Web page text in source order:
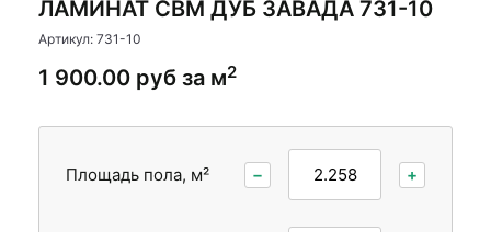
ЛАМИНАТ CBM ДУБ ЗАВАДА 731-10
Артикул: 731-10
1 900.00 руб за м2
Площадь пола, м² − +
Стеновые панели
Стеновые панели